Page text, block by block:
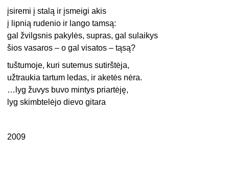
įsiremi į stalą ir įsmeigi akis
į lipnią rudenio ir lango tamsą:
gal žvilgsnis pakylės, supras, gal sulaikys
šios vasaros – o gal visatos – tąsą?
tuštumoje, kuri sutemus sutirštėja,
užtraukia tartum ledas, ir aketės nėra.
…lyg žuvys buvo mintys priartėję,
lyg skimbtelėjo dievo gitara
2009